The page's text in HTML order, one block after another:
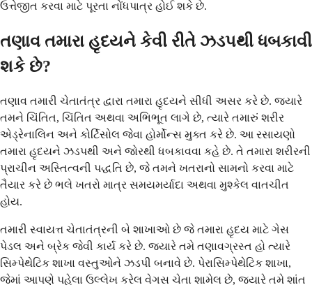
ઉત્તેજીત કરવા માટે પૂરતા નોંધપાત્ર હોઈ શકે છે.
તણાવ તમારા હૃદયને કેવી રીતે ઝડપથી ધબકાવી
શકે છે?
તણાવ તમારી ચેતાતંત્ર દ્વારા તમારા હૃદયને સીધી અસર કરે છે. જ્યારે
તમને ચિંતિત, ચિંતિત અથવા અભિભૂત લાગે છે, ત્યારે તમારું શરીર
એડ્રેનાલિન અને કોર્ટિસોલ જેવા હોર્મોન્સ મુક્ત કરે છે. આ રસાયણો
તમારા હૃદયને ઝડપથી અને જોરથી ધબકાવવા કહે છે. તે તમારા શરીરની
પ્રાચીન અસ્તિત્વની પદ્ધતિ છે, જે તમને ખતરાનો સામનો કરવા માટે
તૈયાર કરે છે ભલે ખતરો માત્ર સમયમર્યાદા અથવા મુશ્કેલ વાતચીત
હોય.
તમારી સ્વાયત્ત ચેતાતંત્રની બે શાખાઓ છે જે તમારા હૃદય માટે ગેસ
પેડલ અને બ્રેક જેવી કાર્ય કરે છે. જ્યારે તમે તણાવગ્રસ્ત હો ત્યારે
સિમ્પેથેટિક શાખા વસ્તુઓને ઝડપી બનાવે છે. પેરાસિમ્પેથેટિક શાખા,
જેમાં આપણે પહેલા ઉલ્લેખ કરેલ વેગસ ચેતા શામેલ છે, જ્યારે તમે શાંત